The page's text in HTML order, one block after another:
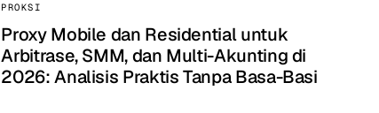
PROKSI
Proxy Mobile dan Residential untuk
Arbitrase, SMM, dan Multi-Akunting di
2026: Analisis Praktis Tanpa Basa-Basi